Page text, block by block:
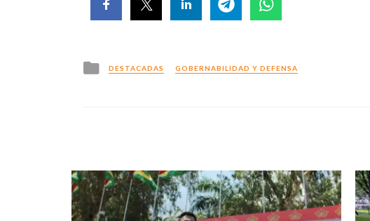
Posted
in
DESTACADAS GOBERNABILIDAD Y DEFENSA